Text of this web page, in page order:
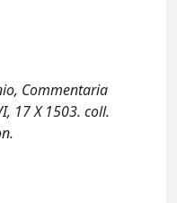
Commentaria
17 X 1503. coll.